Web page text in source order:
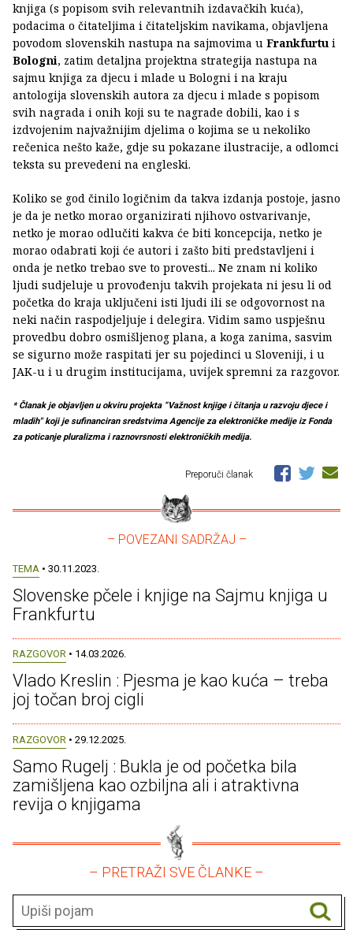
knjiga (s popisom svih relevantnih izdavačkih kuća),
podacima o čitateljima i čitateljskim navikama, objavljena
povodom slovenskih nastupa na sajmovima u Frankfurtu i
Bologni, zatim detaljna projektna strategija nastupa na
sajmu knjiga za djecu i mlade u Bologni i na kraju
antologija slovenskih autora za djecu i mlade s popisom
svih nagrada i onih koji su te nagrade dobili, kao i s
izdvojenim najvažnijim djelima o kojima se u nekoliko
rečenica nešto kaže, gdje su pokazane ilustracije, a odlomci
teksta su prevedeni na engleski.
Koliko se god činilo logičnim da takva izdanja postoje, jasno
je da je netko morao organizirati njihovo ostvarivanje,
netko je morao odlučiti kakva će biti koncepcija, netko je
morao odabrati koji će autori i zašto biti predstavljeni i
onda je netko trebao sve to provesti... Ne znam ni koliko
ljudi sudjeluje u provođenju takvih projekata ni jesu li od
početka do kraja uključeni isti ljudi ili se odgovornost na
neki način raspodjeljuje i delegira. Vidim samo uspješnu
provedbu dobro osmišljenog plana, a koga zanima, sasvim
se sigurno može raspitati jer su pojedinci u Sloveniji, i u
JAK-u i u drugim institucijama, uvijek spremni za razgovor.
* Članak je objavljen u okviru projekta “Važnost knjige i čitanja u razvoju djece i
mladih" koji je sufinanciran sredstvima Agencije za elektroničke medije iz Fonda
za poticanje pluralizma i raznovrsnosti elektroničkih medija.
Preporuči članak
– POVEZANI SADRŽAJ –
TEMA • 30.11.2023.
Slovenske pčele i knjige na Sajmu knjiga u
Frankfurtu
RAZGOVOR • 14.03.2026.
Vlado Kreslin : Pjesma je kao kuća – treba
joj točan broj cigli
RAZGOVOR • 29.12.2025.
Samo Rugelj : Bukla je od početka bila
zamišljena kao ozbiljna ali i atraktivna
revija o knjigama
– PRETRAŽI SVE ČLANKE –